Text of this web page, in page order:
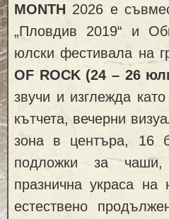
MONTH 2026 е
„Пловдив 2019“ и
юлски фестивала на
OF ROCK (24 – 26
звучи и изглежда
кътчета, вечерни
зона в центъра, 16
подложки за чаши,
празнична украса
естествено